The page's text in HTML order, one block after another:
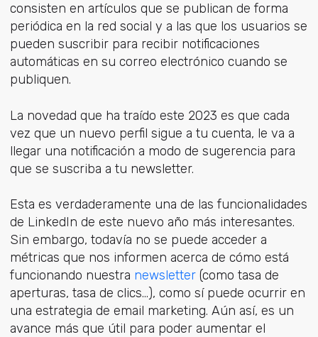
consisten en artículos que se publican de forma
periódica en la red social y a las que los usuarios se
pueden suscribir para recibir notificaciones
automáticas en su correo electrónico cuando se
publiquen.
La novedad que ha traído este 2023 es que cada
vez que un nuevo perfil sigue a tu cuenta, le va a
llegar una notificación a modo de sugerencia para
que se suscriba a tu newsletter.
Esta es verdaderamente una de las funcionalidades
de LinkedIn de este nuevo año más interesantes.
Sin embargo, todavía no se puede acceder a
métricas que nos informen acerca de cómo está
funcionando nuestra newsletter(como tasa de
aperturas, tasa de clics…), como sí puede ocurrir en
una estrategia de email marketing. Aún así, es un
avance más que útil para poder aumentar el